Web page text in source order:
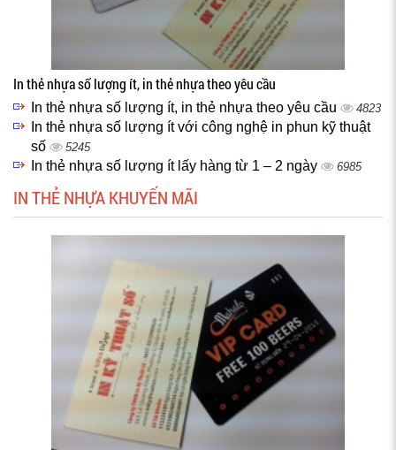
In thẻ nhựa số lượng ít, in thẻ nhựa theo yêu cầu
In thẻ nhựa số lượng ít, in thẻ nhựa theo yêu cầu 4823
In thẻ nhựa số lượng ít với công nghệ in phun kỹ thuật
số
5245
In thẻ nhựa số lượng ít lấy hàng từ 1 – 2 ngày 6985
IN THẺ NHỰA KHUYẾN MÃI